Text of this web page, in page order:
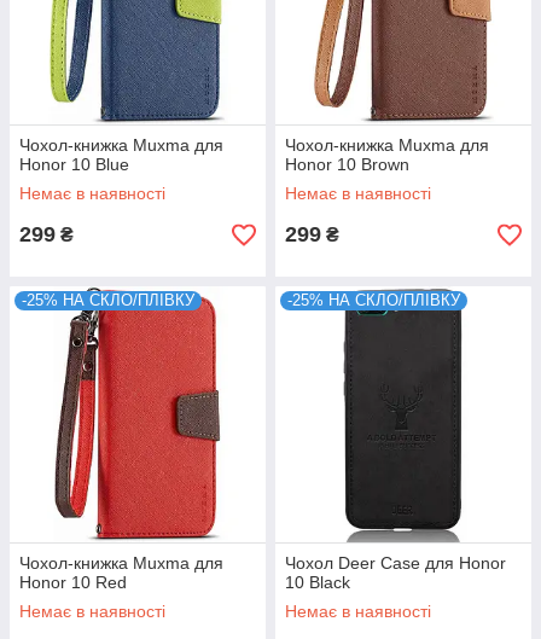
Чохол-книжка Muxma для
Honor 10 Blue
Немає в наявності
299 ₴
Чохол-книжка Muxma для
Honor 10 Brown
Немає в наявності
299 ₴
-25% НА СКЛО/ПЛІВКУ
Чохол-книжка Muxma для
Honor 10 Red
Немає в наявності
-25% НА СКЛО/ПЛІВКУ
Чохол Deer Case для Honor
10 Black
Немає в наявності